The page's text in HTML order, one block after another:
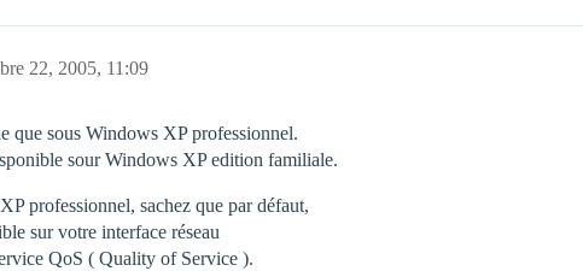
22, 2005, 11:09
que sous Windows XP professionnel.
sour Windows XP edition familiale.
professionnel, sachez que par défaut,
sur votre interface réseau
QoS ( Quality of Service ).